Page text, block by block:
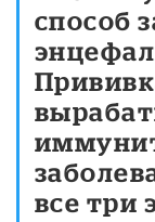
способ
все три